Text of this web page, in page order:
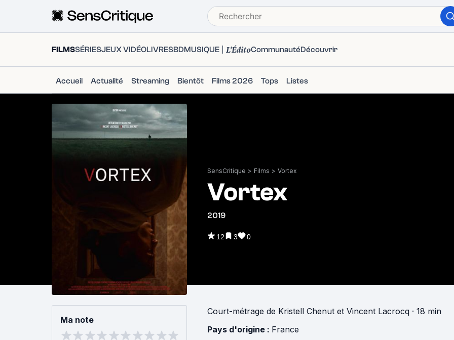
FILMSSÉRIESJEUX VIDÉOLIVRESBDMUSIQUE L'ÉditoCommunautéDécouvrir
Accueil Actualité Streaming Bientôt Films 2026 Tops Listes
SensCritique > Films > Vortex
Vortex
2019
12 3 0
Ma note
Court-métrage de Kristell Chenut et Vincent Lacrocq · 18 min
Pays d'origine : France